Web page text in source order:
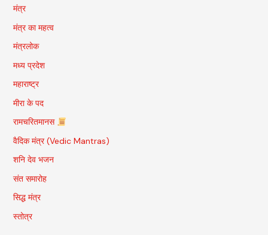
मंत्र
मंत्र का महत्व
मंत्रलोक
मध्य प्रदेश
महाराष्ट्र
मीरा के पद
रामचरितमानस
वैदिक मंत्र (Vedic Mantras)
शनि देव भजन
संत समारोह
सिद्ध मंत्र
स्तोत्र